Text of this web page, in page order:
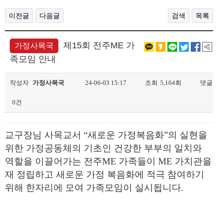
이전글 다음글 검색 목록
가정사목국
​제15회 전주ME 가
족모임 안내
작성자 가정사목국 24-06-03 15:17 조회 5,104회 댓글
0건
교구장님 사목교서 “새로운 가정복음화”의 실현을
위한 가정공동체의 기초인 건강한 부부의 일치와
역할을 이끌어가는 전주ME 가족들이 ME 가치관을
재 정립하고 새로운 가정 복음화에 적극 참여하기
위해 한자리에 모여 가족모임이 실시됩니다.